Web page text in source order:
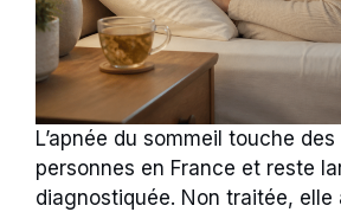
L’apnée du sommeil touche
personnes en France et reste
diagnostiquée. Non traitée, elle